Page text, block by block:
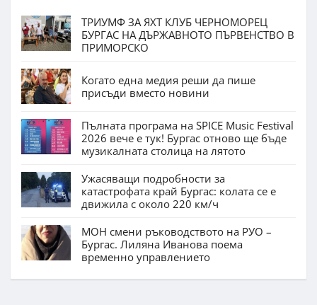
ТРИУМФ ЗА ЯХТ КЛУБ ЧЕРНОМОРЕЦ
БУРГАС НА ДЪРЖАВНОТО ПЪРВЕНСТВО В
ПРИМОРСКО
Когато една медия реши да пише
присъди вместо новини
Пълната програма на SPICE Music Festival
2026 вече е тук! Бургас отново ще бъде
музикалната столица на лятото
Ужасяващи подробности за
катастрофата край Бургас: колата се е
движила с около 220 км/ч
МОН смени ръководството на РУО –
Бургас. Лиляна Иванова поема
временно управлението